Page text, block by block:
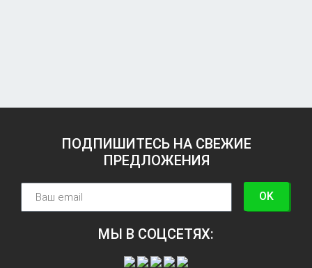
ПОДПИШИТЕСЬ НА СВЕЖИЕ
ПРЕДЛОЖЕНИЯ
OK
МЫ В СОЦСЕТЯХ: